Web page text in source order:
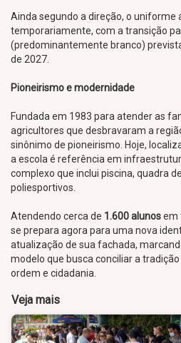
Ainda segundo a direção, o uniforme
temporariamente, com a transição
(predominantemente branco)
de 2027.
Pioneirismo e modernidade
Fundada em 1983 para atender as
agricultores que desbravaram a
sinônimo de pioneirismo. Hoje,
a escola é referência em
complexo que inclui piscina, quadra
poliesportivos.
Atendendo cerca de 1.600 alunosem
se prepara agora para uma nova
atualização de sua fachada,
modelo que busca conciliar a
ordem e cidadania.
Veja mais